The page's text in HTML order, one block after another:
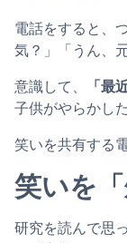
電話をすると、
気？」「うん、
意識して、
「最
子供がやらかし
笑いを共有する
笑いを
研究を読んで思